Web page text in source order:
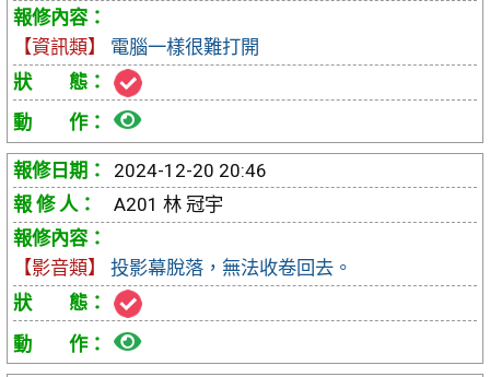
單
【資訊類】 電腦一樣很難打開
檢
視
報
單
2024-12-20 20:46
A201 林 冠宇
【影音類】投影幕脫落，無法收卷回去。
檢